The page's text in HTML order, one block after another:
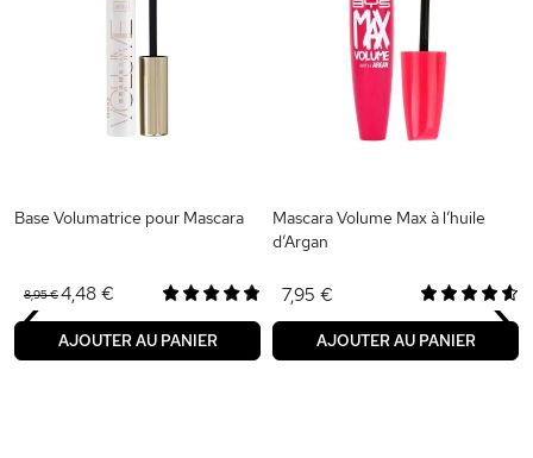
Base Volumatrice pour Mascara
8,95 €4,48 €
AJOUTER AU PANIER
Mascara Volume Max à l’huile
d’Argan
7,95 €
AJOUTER AU PANIER
‹ ›